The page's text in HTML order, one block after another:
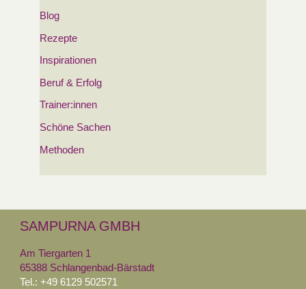
Blog
Rezepte
Inspirationen
Beruf & Erfolg
Trainer:innen
Schöne Sachen
Methoden
SAMPURNA GMBH
Am Tiergarten 1
65388 Schlangenbad-Bärstadt
Tel.: +49 6129 502571